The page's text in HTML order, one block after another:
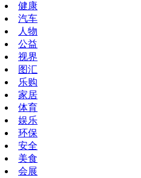
健康
汽车
人物
公益
视界
图汇
乐购
家居
体育
娱乐
环保
安全
美食
会展